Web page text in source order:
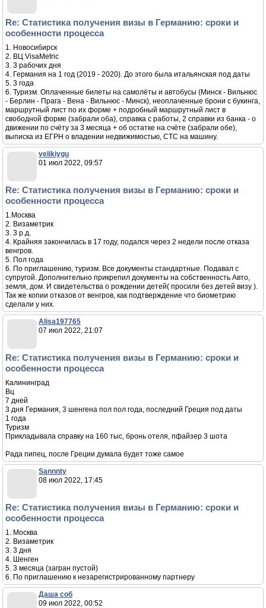
Re: Статистика получения визы в Германию: сроки и
особенности процесса
1. Новосибирск
2. ВЦ VisaMetric
3. 3 рабочих дня
4. Германия на 1 год (2019 - 2020). До этого была итальянская под даты
5. 3 года
6. Туризм. Оплаченные билеты на самолёты и автобусы (Минск - Вильнюс
- Берлин - Прага - Вена - Вильнюс - Минск), неоплаченные брони с букинга,
маршрутный лист по их форме + подробный маршрутный лист в
свободной форме (забрали оба), справка с работы, 2 справки из банка - о
движении по счёту за 3 месяца + об остатке на счёте (забрали обе),
выписка из ЕГРН о владении недвижимостью, СТС на машину.
velikiygu
01 июл 2022, 09:57
Re: Статистика получения визы в Германию: сроки и
особенности процесса
1.Москва
2. Визаметрик
3. 3 р.д.
4. Крайняя закончилась в 17 году, подался через 2 недели после отказа
венгров.
5. Пол года
6. По приглашению, туризм. Все документы стандартные. Подавал с
супругой. Дополнительно прикрепил документы на собственность Авто,
земля, дом. И свидетельства о рождении детей( просили без детей визу ).
Так же копии отказов от венгров, как подтверждение что биометрию
сделали у них.
Alisa197765
07 июл 2022, 21:07
Re: Статистика получения визы в Германию: сроки и
особенности процесса
Калининград
Вц
7 дней
3 дня Германия, 3 шенгена пол пол года, последний Греция под даты
1 года
Туризм
Прикладывала справку на 160 тыс, бронь отеля, пфайзер 3 шота
Рада пипец, после Греции думала будет тоже самое
Sannnty
08 июл 2022, 17:45
Re: Статистика получения визы в Германию: сроки и
особенности процесса
1. Москва
2. Визаметрик
3. 3 дня
4. Шенген
5. 3 месяца (загран пустой)
6. По приглашению к незарегистрированному партнеру
Даша соб
09 июл 2022, 00:52